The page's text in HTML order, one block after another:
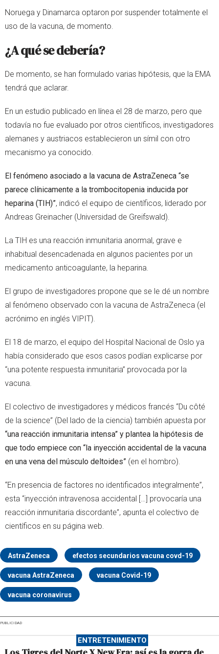
Noruega y Dinamarca optaron por suspender totalmente el
uso de la vacuna, de momento.
¿A qué se debería?
De momento, se han formulado varias hipótesis, que la EMA
tendrá que aclarar.
En un estudio publicado en línea el 28 de marzo, pero que
todavía no fue evaluado por otros científicos, investigadores
alemanes y austriacos establecieron un símil con otro
mecanismo ya conocido.
El fenómeno asociado a la vacuna de AstraZeneca “se
parece clínicamente a la trombocitopenia inducida por
heparina (TIH)”, indicó el equipo de científicos, liderado por
Andreas Greinacher (Universidad de Greifswald).
La TIH es una reacción inmunitaria anormal, grave e
inhabitual desencadenada en algunos pacientes por un
medicamento anticoagulante, la heparina.
El grupo de investigadores propone que se le dé un nombre
al fenómeno observado con la vacuna de AstraZeneca (el
acrónimo en inglés VIPIT).
El 18 de marzo, el equipo del Hospital Nacional de Oslo ya
había considerado que esos casos podían explicarse por
“una potente respuesta inmunitaria” provocada por la
vacuna.
El colectivo de investigadores y médicos francés “Du côté
de la science” (Del lado de la ciencia) también apuesta por
“una reacción inmunitaria intensa” y plantea la hipótesis de
que todo empiece con “la inyección accidental de la vacuna
en una vena del músculo deltoides” (en el hombro).
“En presencia de factores no identificados integralmente”,
esta “inyección intravenosa accidental […] provocaría una
reacción inmunitaria discordante”, apunta el colectivo de
científicos en su página web.
AstraZeneca efectos secundarios vacuna covd-19
vacuna AstraZeneca vacuna Covid-19
vacuna coronavirus
PUBLICIDAD
ENTRETENIMIENTO